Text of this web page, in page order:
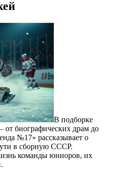
В подборке
биографических драм до
№17» рассказывает о
в сборную СССР.
команды юниоров, их